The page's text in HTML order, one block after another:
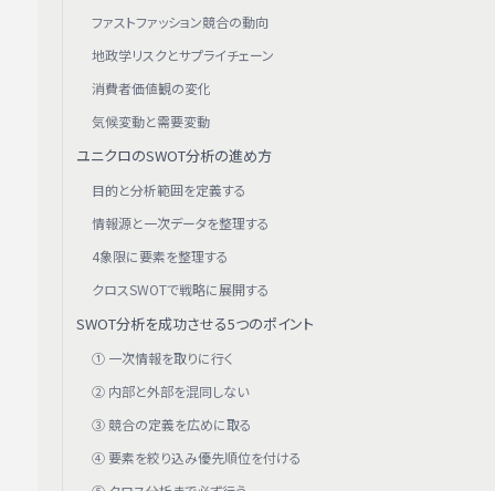
ファストファッション競合の動向
地政学リスクとサプライチェーン
消費者価値観の変化
気候変動と需要変動
ユニクロのSWOT分析の進め方
目的と分析範囲を定義する
情報源と一次データを整理する
4象限に要素を整理する
クロスSWOTで戦略に展開する
SWOT分析を成功させる5つのポイント
① 一次情報を取りに行く
② 内部と外部を混同しない
③ 競合の定義を広めに取る
④ 要素を絞り込み優先順位を付ける